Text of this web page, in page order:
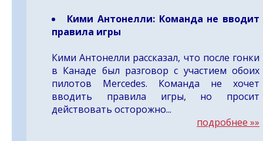
Кими Антонелли: Команда не вводит
правила игры
Кими Антонелли рассказал, что после гонки
в Канаде был разговор с участием обоих
пилотов Mercedes. Команда не хочет
вводить правила игры, но просит
действовать осторожно...
подробнее »»